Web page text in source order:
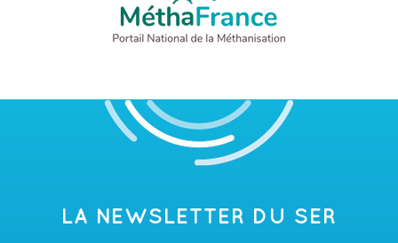
LA NEWSLETTER DU SER